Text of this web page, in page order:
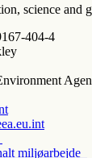
science and
404-4
miljøarbejde